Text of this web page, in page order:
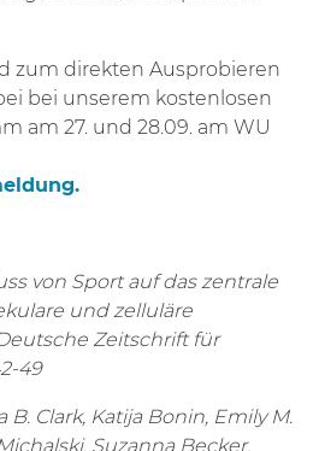
zum direkten Ausprobieren
bei unserem kostenlosen
am 27. und 28.09. am WU
von Sport auf das zentrale
und zelluläre
Zeitschrift für
49
B. Clark, Katija Bonin, Emily M.
Suzanna Becker,